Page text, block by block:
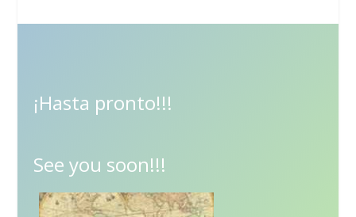
¡Hasta pronto!!!
See you soon!!!